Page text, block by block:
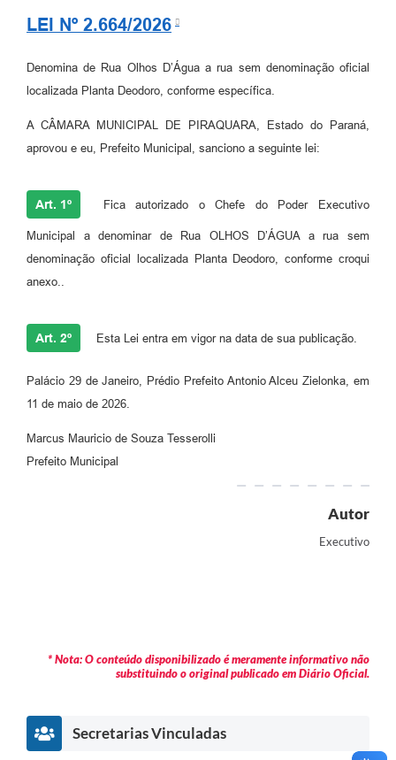
LEI Nº 2.664/2026
Denomina de Rua Olhos D’Água a rua sem denominação oficial
localizada Planta Deodoro, conforme específica.
A CÂMARA MUNICIPAL DE PIRAQUARA, Estado do Paraná,
aprovou e eu, Prefeito Municipal, sanciono a seguinte lei:
Art. 1º Fica autorizado o Chefe do Poder Executivo
Municipal a denominar de Rua OLHOS D’ÁGUA a rua sem
denominação oficial localizada Planta Deodoro, conforme croqui
anexo..
Art. 2º Esta Lei entra em vigor na data de sua publicação.
Palácio 29 de Janeiro, Prédio Prefeito Antonio Alceu Zielonka, em
11 de maio de 2026.
Marcus Mauricio de Souza Tesserolli
Prefeito Municipal
Autor
Executivo
* Nota: O conteúdo disponibilizado é meramente informativo não
substituindo o original publicado em Diário Oficial.
Secretarias Vinculadas